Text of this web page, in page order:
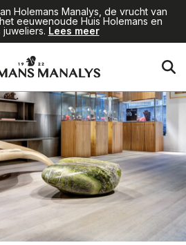
Holemans Manalys, de vrucht van
eeuwenoude Huis Holemans en
juweliers. Lees meer